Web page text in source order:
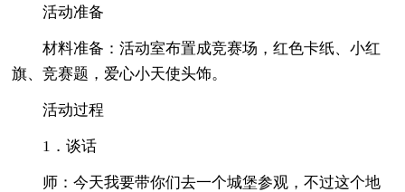
活动准备
材料准备：活动室布置成竞赛场，红色卡纸、小红
旗、竞赛题，爱心小天使头饰。
活动过程
1．谈话
师：今天我要带你们去一个城堡参观，不过这个地